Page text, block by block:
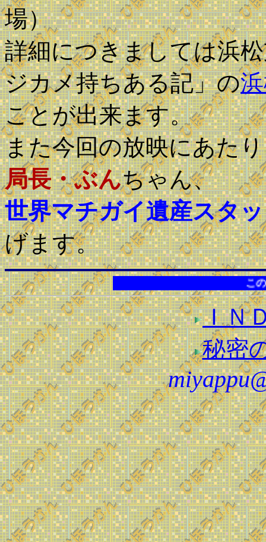
場）
詳細につきましては浜
ジカメ持ちある記」の
ことが出来ます。
また今回の放映にあた
局長・ぶんちゃん、
世界マチガイ遺産スタ
げます。
このコー
ＩＮ
秘密